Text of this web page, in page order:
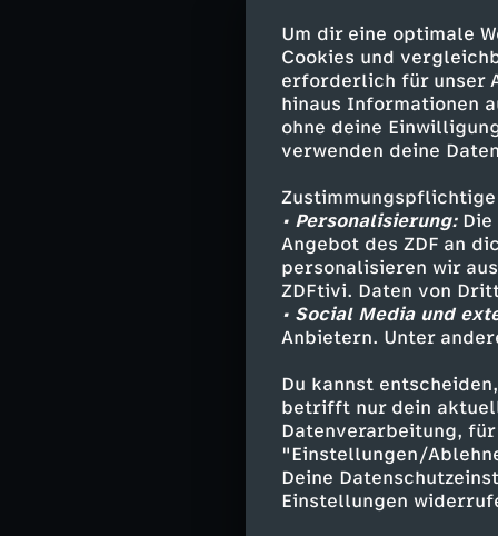
Um dir eine optimale
Cookies und
erforderlich für unser
hinaus Informationen
ohne deine
verwenden deine
• Personalisierung:Die
Angebot des ZDF an
personalisieren wir
ZDFtivi. Daten von
• Social Media und
Anbietern. Unter
Du kannst
betrifft nur dein
Datenverarbeitung,
"Einstellungen/
Deine
Einstellungen
mit Bomben-
seiner Veggie-
Ein Produkt
Klassiker "à la
und was in der
Baguette
Bei Baguette
haben belegte
tun. Eher mit
Industrie dabei
Mini-